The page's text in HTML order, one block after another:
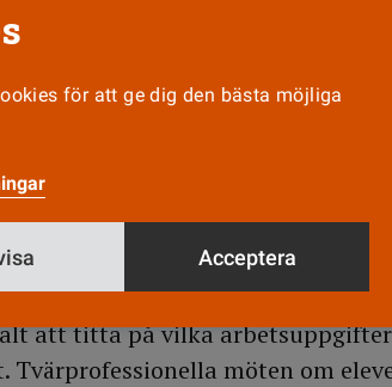
brist på tid som gör att
skollagen.
på de tre gymnasierna
att de har mycket att göra. Därför
att hälsosamtalen har kunnat
året, säger Susanna
att titta på vilka
möten om
för att ge dig den bästa möjliga
Acceptera